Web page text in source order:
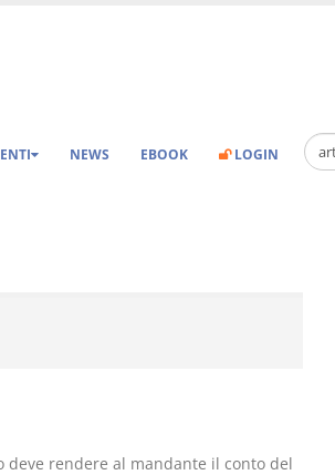
NEWS EBOOK LOGIN
deve rendere al mandante il conto del